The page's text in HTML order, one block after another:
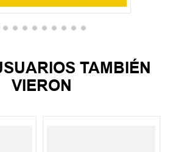
TAMBIÉN
VIERON